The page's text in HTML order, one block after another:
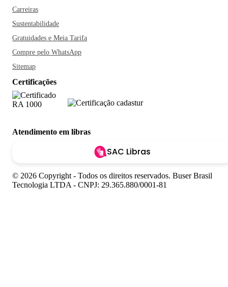
Carreiras
Sustentabilidade
Gratuidades e Meia Tarifa
Compre pelo WhatsApp
Sitemap
Certificações
Atendimento em libras
SAC Libras
© 2026 Copyright - Todos os direitos reservados. Buser Brasil
Tecnologia LTDA - CNPJ: 29.365.880/0001-81